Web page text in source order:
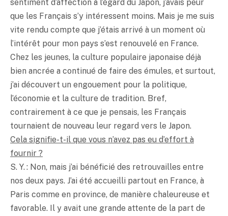
sentiment d’affection à l’égard du Japon, j’avais peur
que les Français s’y intéressent moins. Mais je me suis
vite rendu compte que j’étais arrivé à un moment où
l’intérêt pour mon pays s’est renouvelé en France.
Chez les jeunes, la culture populaire japonaise déjà
bien ancrée a continué de faire des émules, et surtout,
j’ai découvert un engouement pour la politique,
l’économie et la culture de tradition. Bref,
contrairement à ce que je pensais, les Français
tournaient de nouveau leur regard vers le Japon.
Cela signifie-t-il que vous n’avez pas eu d’effort à
fournir ?
S. Y. : Non, mais j’ai bénéficié des retrouvailles entre
nos deux pays. J’ai été accueilli partout en France, à
Paris comme en province, de manière chaleureuse et
favorable. Il y avait une grande attente de la part de